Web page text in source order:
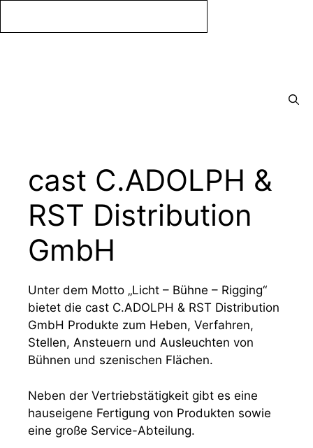
cast C.ADOLPH &
RST Distribution
GmbH
Unter dem Motto „Licht – Bühne – Rigging“
bietet die cast C.ADOLPH & RST Distribution
GmbH Produkte zum Heben, Verfahren,
Stellen, Ansteuern und Ausleuchten von
Bühnen und szenischen Flächen.
Neben der Vertriebstätigkeit gibt es eine
hauseigene Fertigung von Produkten sowie
eine große Service-Abteilung.